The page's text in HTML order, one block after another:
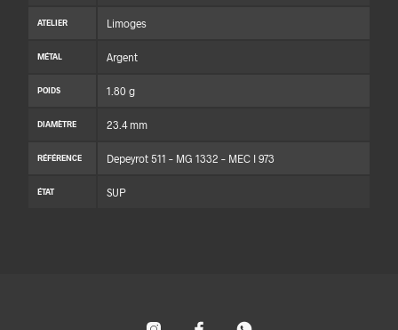
ATELIER Limoges
MÉTAL Argent
POIDS 1.80 g
DIAMÈTRE 23.4 mm
RÉFÉRENCE Depeyrot 511 – MG 1332 – MEC I 973
ÉTAT SUP